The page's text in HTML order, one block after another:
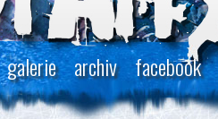
galerie archiv facebook